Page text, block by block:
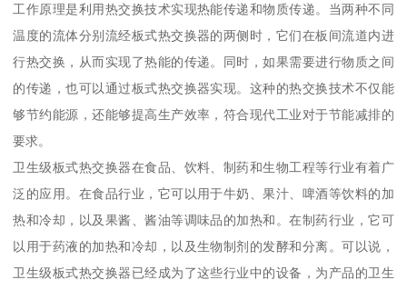
工作原理是利用热交换技术实现热能传递和物质传递。当两种不同
温度的流体分别流经板式热交换器的两侧时，它们在板间流道内进
行热交换，从而实现了热能的传递。同时，如果需要进行物质之间
的传递，也可以通过板式热交换器实现。这种的热交换技术不仅能
够节约能源，还能够提高生产效率，符合现代工业对于节能减排的
要求。
卫生级板式热交换器在食品、饮料、制药和生物工程等行业有着广
泛的应用。在食品行业，它可以用于牛奶、果汁、啤酒等饮料的加
热和冷却，以及果酱、酱油等调味品的加热和。在制药行业，它可
以用于药液的加热和冷却，以及生物制剂的发酵和分离。可以说，
卫生级板式热交换器已经成为了这些行业中的设备，为产品的卫生